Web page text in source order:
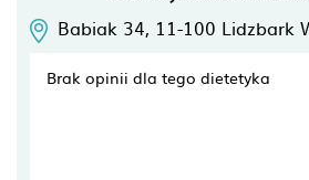
Babiak 34, 11-100 Lidzbark
Brak opinii dla tego dietetyka